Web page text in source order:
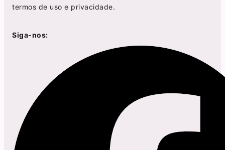
termos de uso e privacidade.
Siga-nos: